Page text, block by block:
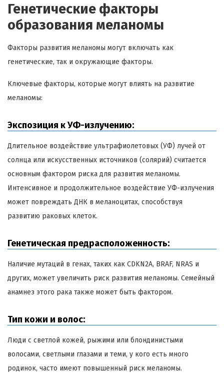
Генетические факторы
образования меланомы
Факторы развития меланомы могут включать как
генетические, так и окружающие факторы.
Ключевые факторы, которые могут влиять на развитие
меланомы:
Экспозиция к УФ-излучению:
Длительное воздействие ультрафиолетовых (УФ) лучей от
солнца или искусственных источников (солярий) считается
основным фактором риска для развития меланомы.
Интенсивное и продолжительное воздействие УФ-излучения
может повреждать ДНК в меланоцитах, способствуя
развитию раковых клеток.
Генетическая предрасположенность:
Наличие мутаций в генах, таких как CDKN2A, BRAF, NRAS и
других, может увеличить риск развития меланомы. Семейный
анамнез этого рака также может быть фактором.
Тип кожи и волос:
Люди с светлой кожей, рыжими или блондинистыми
волосами, светлыми глазами и теми, у кого есть много
родинок, часто имеют повышенный риск меланомы.